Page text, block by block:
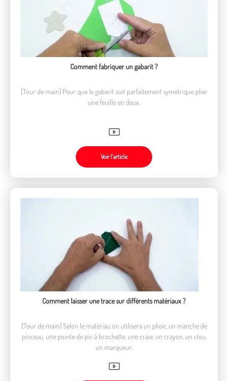
Comment fabriquer un gabarit ?
[Tour de main] Pour que le gabarit soit parfaitement symétrique plier
une feuille en deux.
Voir l’article
Comment laisser une trace sur différents matériaux ?
[Tour de main] Selon le matériau on utilisera un plioir, un manche de
pinceau, une pointe de pic à brochette, une craie, un crayon, un clou,
un marqueur.